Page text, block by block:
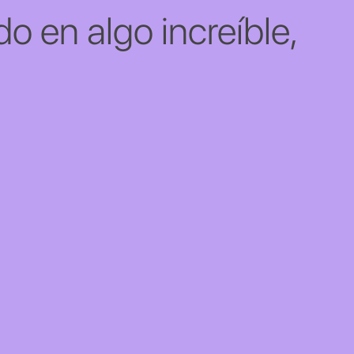
en algo increíble,